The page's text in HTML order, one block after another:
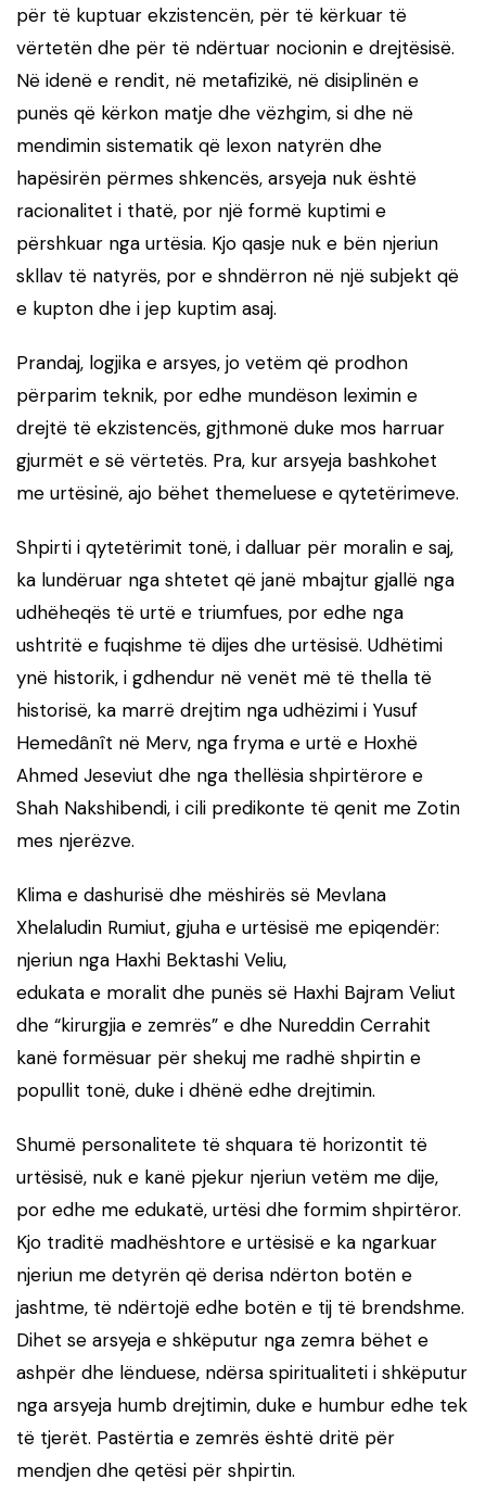
për të kuptuar ekzistencën, për të kërkuar të
vërtetën dhe për të ndërtuar nocionin e drejtësisë.
Në idenë e rendit, në metafizikë, në disiplinën e
punës që kërkon matje dhe vëzhgim, si dhe në
mendimin sistematik që lexon natyrën dhe
hapësirën përmes shkencës, arsyeja nuk është
racionalitet i thatë, por një formë kuptimi e
përshkuar nga urtësia. Kjo qasje nuk e bën njeriun
skllav të natyrës, por e shndërron në një subjekt që
e kupton dhe i jep kuptim asaj.
Prandaj, logjika e arsyes, jo vetëm që prodhon
përparim teknik, por edhe mundëson leximin e
drejtë të ekzistencës, gjthmonë duke mos harruar
gjurmët e së vërtetës. Pra, kur arsyeja bashkohet
me urtësinë, ajo bëhet themeluese e qytetërimeve.
Shpirti i qytetërimit tonë, i dalluar për moralin e saj,
ka lundëruar nga shtetet që janë mbajtur gjallë nga
udhëheqës të urtë e triumfues, por edhe nga
ushtritë e fuqishme të dijes dhe urtësisë. Udhëtimi
ynë historik, i gdhendur në venët më të thella të
historisë, ka marrë drejtim nga udhëzimi i Yusuf
Hemedânît në Merv, nga fryma e urtë e Hoxhë
Ahmed Jeseviut dhe nga thellësia shpirtërore e
Shah Nakshibendi, i cili predikonte të qenit me Zotin
mes njerëzve.
Klima e dashurisë dhe mëshirës së Mevlana
Xhelaludin Rumiut, gjuha e urtësisë me epiqendër:
njeriun nga Haxhi Bektashi Veliu,
edukata e moralit dhe punës së Haxhi Bajram Veliut
dhe “kirurgjia e zemrës” e dhe Nureddin Cerrahit
kanë formësuar për shekuj me radhë shpirtin e
popullit tonë, duke i dhënë edhe drejtimin.
Shumë personalitete të shquara të horizontit të
urtësisë, nuk e kanë pjekur njeriun vetëm me dije,
por edhe me edukatë, urtësi dhe formim shpirtëror.
Kjo traditë madhështore e urtësisë e ka ngarkuar
njeriun me detyrën që derisa ndërton botën e
jashtme, të ndërtojë edhe botën e tij të brendshme.
Dihet se arsyeja e shkëputur nga zemra bëhet e
ashpër dhe lënduese, ndërsa spiritualiteti i shkëputur
nga arsyeja humb drejtimin, duke e humbur edhe tek
të tjerët. Pastërtia e zemrës është dritë për
mendjen dhe qetësi për shpirtin.